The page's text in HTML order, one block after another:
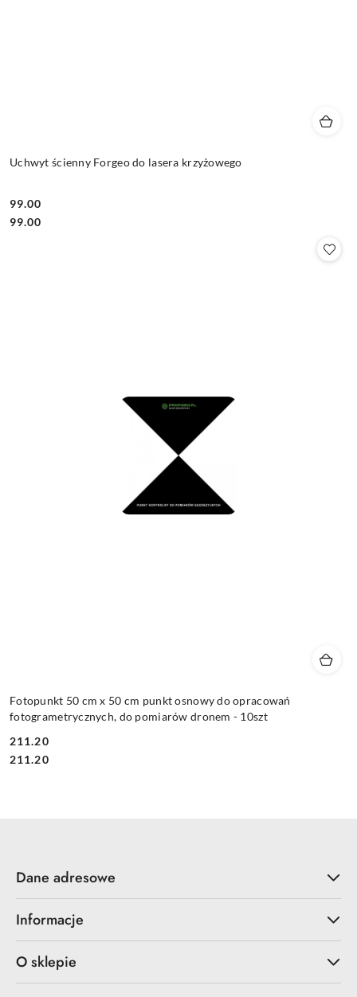
Uchwyt ścienny Forgeo do lasera krzyżowego
Cena:
99.00
Cena:
99.00
Fotopunkt 50 cm x 50 cm punkt osnowy do opracowań
fotogrametrycznych, do pomiarów dronem - 10szt
Cena:
211.20
Cena:
211.20
Dane adresowe
Informacje
O sklepie